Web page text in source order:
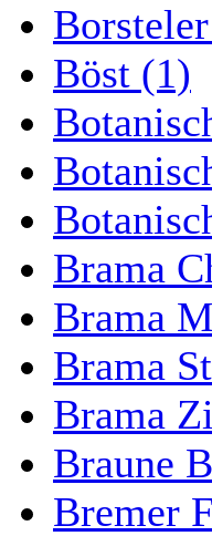
Böst (1)
Brama
Brama
Brama
Brama
Braune
Bremer